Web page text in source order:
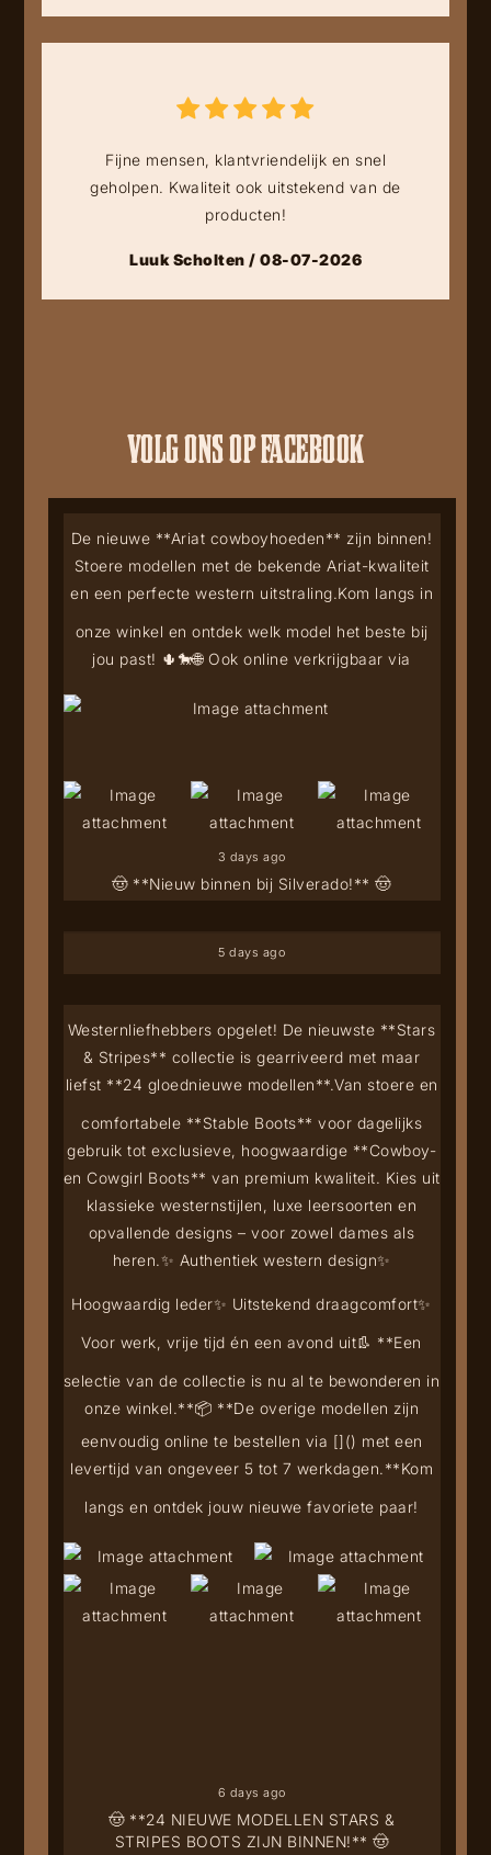
Fijne mensen, klantvriendelijk en snel
geholpen. Kwaliteit ook uitstekend van de
producten!
Luuk Scholten / 08-07-2026
VOLG ONS OP FACEBOOK
🤠 **Nieuw binnen bij Silverado!** 🤠
De nieuwe **Ariat cowboyhoeden** zijn binnen!
Stoere modellen met de bekende Ariat-kwaliteit
en een perfecte western uitstraling.Kom langs in
onze winkel en ontdek welk model het beste bij
jou past! 🌵🐎🌐 Ook online verkrijgbaar via
3 days ago
5 days ago
🤠 **24 NIEUWE MODELLEN STARS &
STRIPES BOOTS ZIJN BINNEN!** 🤠
Westernliefhebbers opgelet! De nieuwste **Stars
& Stripes** collectie is gearriveerd met maar
liefst **24 gloednieuwe modellen**.Van stoere en
comfortabele **Stable Boots** voor dagelijks
gebruik tot exclusieve, hoogwaardige **Cowboy-
en Cowgirl Boots** van premium kwaliteit. Kies uit
klassieke westernstijlen, luxe leersoorten en
opvallende designs – voor zowel dames als
heren.✨ Authentiek western design✨
Hoogwaardig leder✨ Uitstekend draagcomfort✨
Voor werk, vrije tijd én een avond uit👢 **Een
selectie van de collectie is nu al te bewonderen in
onze winkel.**📦 **De overige modellen zijn
eenvoudig online te bestellen via []() met een
levertijd van ongeveer 5 tot 7 werkdagen.**Kom
langs en ontdek jouw nieuwe favoriete paar!
6 days ago